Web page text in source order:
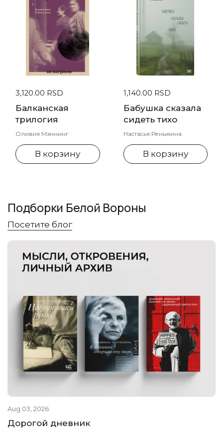
Стандартная цена
3,120.00 RSD
Балканская
трилогия
Оливия Мэннинг
В корзину
Стандартная цена
1,140.00 RSD
Бабушка сказала
сидеть тихо
Настасья Реньжина
В корзину
Подборки Белой Вороны
Посетите блог
Aug 03, 2026
Дорогой дневник